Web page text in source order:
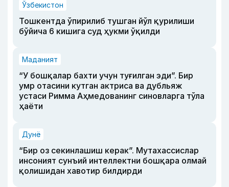
Ўзбекистон
Тошкентда ўпирилиб тушган йўл қурилиши
бўйича 6 кишига суд ҳукми ўқилди
Маданият
“У бошқалар бахти учун туғилган эди”. Бир
умр отасини кутган актриса ва дубльяж
устаси Римма Аҳмедованинг синовларга тўла
ҳаёти
Дунё
“Бир оз секинлашиш керак”. Мутахассислар
инсоният сунъий интеллектни бошқара олмай
қолишидан хавотир билдирди